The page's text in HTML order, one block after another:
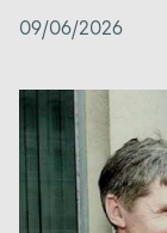
09/06/2026